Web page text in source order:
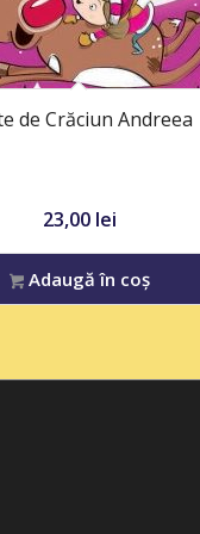
de Crăciun Andreea
23,00 lei
Adaugă în coș